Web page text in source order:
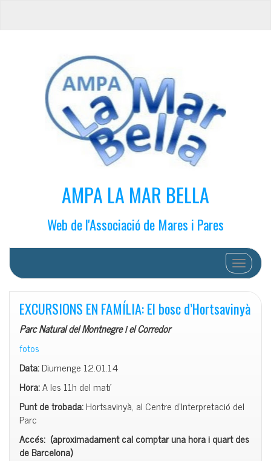
AMPA LA MAR BELLA
Web de l'Associació de Mares i Pares
Cambiar
EXCURSIONS EN FAMÍLIA: El bosc d’Hortsavinyà
Parc Natural del Montnegre i el Corredor
fotos
Data:Diumenge 12.01.14
Hora:A les 11h del matí
Punt de trobada:Hortsavinyà, al Centre d’Interpretació del
Parc
Accés: (aproximadament cal comptar una hora i quart des
de Barcelona)